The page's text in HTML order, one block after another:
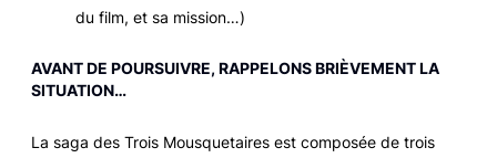
du film, et sa mission…)
AVANT DE POURSUIVRE, RAPPELONS BRIÈVEMENT LA
SITUATION…
La saga des Trois Mousquetaires est composée de trois